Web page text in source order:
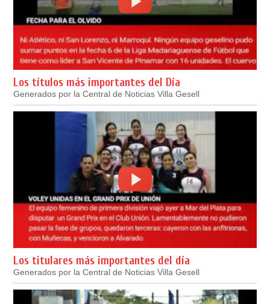
Los títulos más importantes del Día
Generados por la Central de Noticias Villa Gesell
Los titulares más importantes del día
Generados por la Central de Noticias Villa Gesell